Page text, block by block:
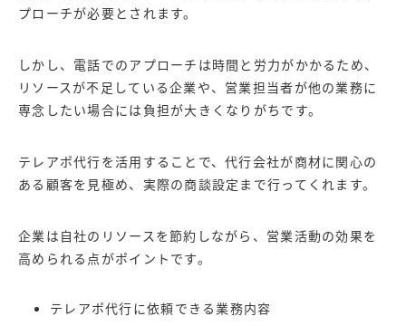
プローチが必要とされます。
しかし、電話でのアプローチは時間と労力がかかるため、
リソースが不足している企業や、営業担当者が他の業務に
専念したい場合には負担が大きくなりがちです。
テレアポ代行を活用することで、代行会社が商材に関心の
ある顧客を見極め、実際の商談設定まで行ってくれます。
企業は自社のリソースを節約しながら、営業活動の効果を
高められる点がポイントです。
テレアポ代行に依頼できる業務内容